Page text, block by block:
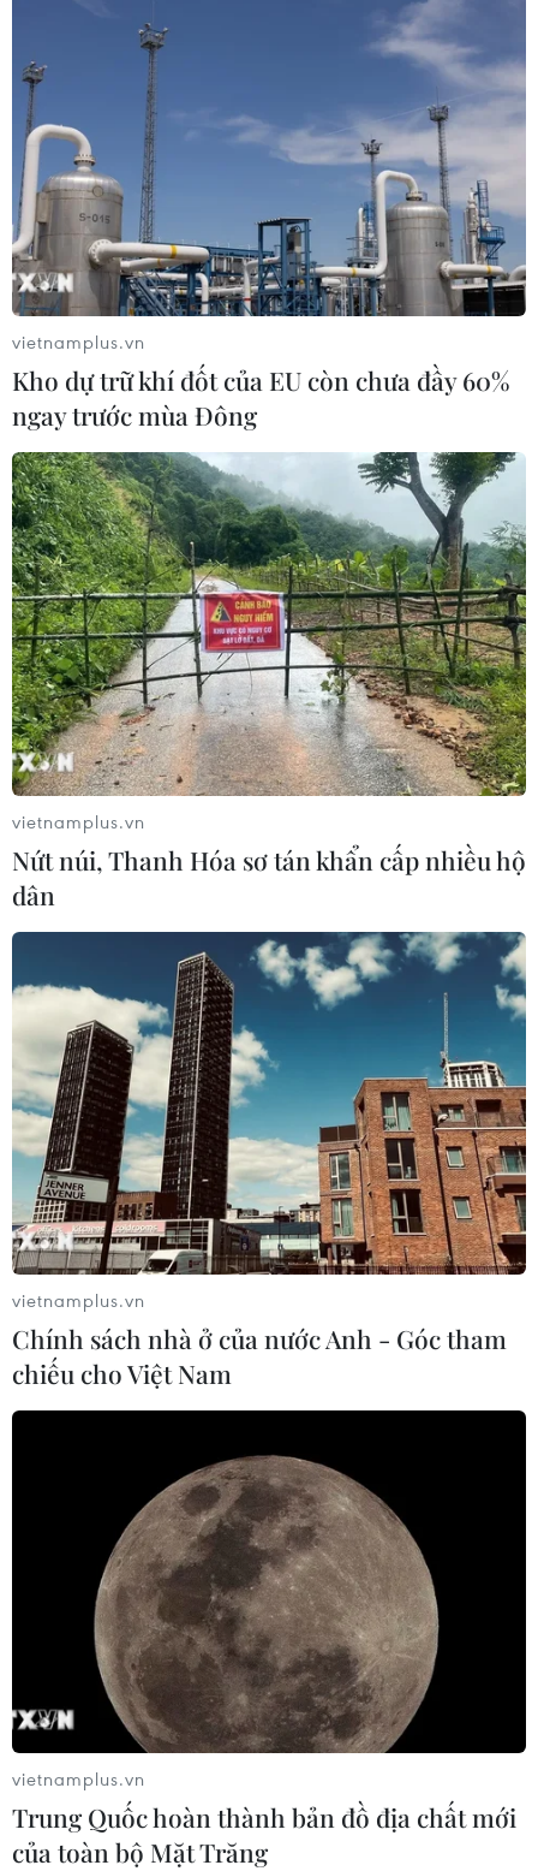
vietnamplus.vn
Kho dự trữ khí đốt của EU còn chưa đầy 60%
ngay trước mùa Đông
vietnamplus.vn
Nứt núi, Thanh Hóa sơ tán khẩn cấp nhiều hộ
dân
vietnamplus.vn
Chính sách nhà ở của nước Anh - Góc tham
chiếu cho Việt Nam
vietnamplus.vn
Trung Quốc hoàn thành bản đồ địa chất mới
của toàn bộ Mặt Trăng